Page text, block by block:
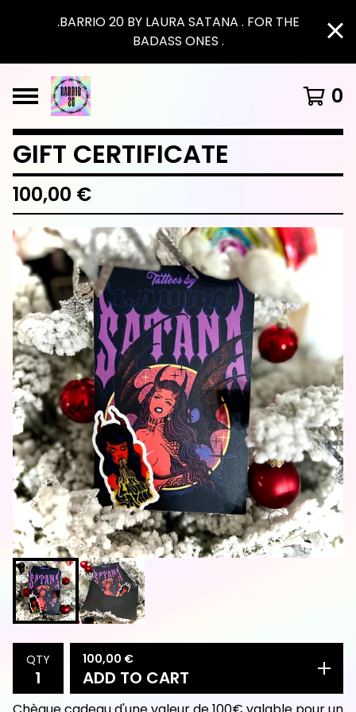
.BARRIO 20 BY LAURA SATANA . FOR THE
BADASS ONES .
0
GIFT CERTIFICATE
100,00 €
QTY 100,00 €
ADD TO CART